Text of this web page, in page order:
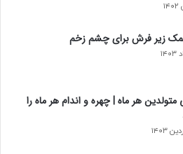
زیر فرش برای چشم زخم
متولدین هر ماه | چهره و اندام هر ماه را